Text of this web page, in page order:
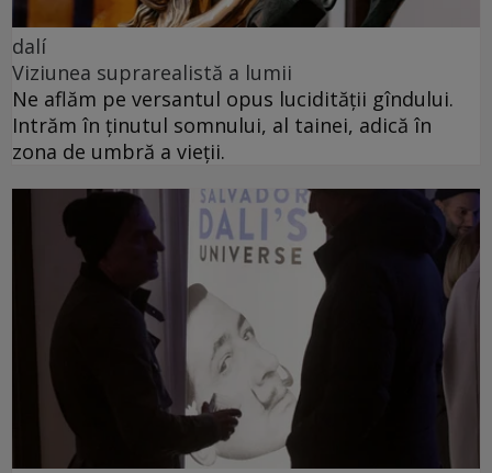
dalí
Viziunea suprarealistă a lumii
Ne aflăm pe versantul opus lucidității gîndului.
Intrăm în ținutul somnului, al tainei, adică în
zona de umbră a vieții.